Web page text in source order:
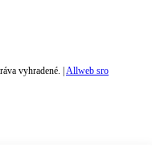
vyhradené. |Allweb sro